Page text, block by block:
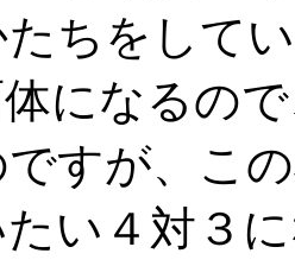
ちをして
になるの
ですが、こ
たい４対３